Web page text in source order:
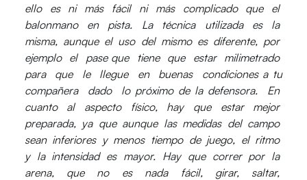
ello es ni más fácil ni más complicado que el
balonmano en pista. La técnica utilizada es la
misma, aunque el uso del mismo es diferente, por
ejemplo el pase que tiene que estar milimetrado
para que le llegue en buenas condiciones a tu
compañera dado lo próximo de la defensora. En
cuanto al aspecto físico, hay que estar mejor
preparada, ya que aunque las medidas del campo
sean inferiores y menos tiempo de juego, el ritmo
y la intensidad es mayor. Hay que correr por la
arena, que no es nada fácil, girar, saltar,